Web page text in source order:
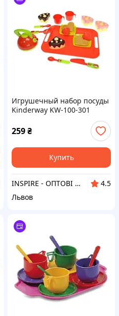
Игрушечный набор посуды
Kinderway KW-100-301
259₴
Купить
INSPIRE - ОПТОВІ ПРОДАЖІ ТА БЕЗГОТІВКА ДЛЯ БІЗНЕСУ
4.5
Львов